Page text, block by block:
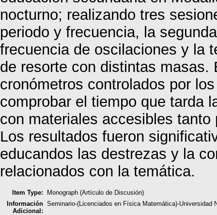
nocturno; realizando tres
periodo y frecuencia, la
frecuencia de oscilaciones y la
de resorte con distintas masas.
cronómetros controlados por
comprobar el tiempo que tarda
con materiales accesibles
Los resultados fueron
educandos las destrezas y la
relacionados con la temática.
Item Type:
Monograph (Artículo de Discusión)
Información
Adicional:
Seminario-(Licenciados en Física Matemática)-Universidad